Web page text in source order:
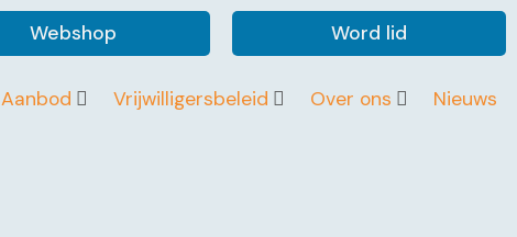
Webshop Word lid
Aanbod Vrijwilligersbeleid Over ons
Nieuws